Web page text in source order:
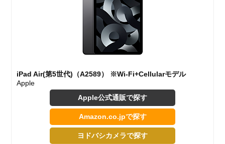
iPad Air(第5世代)（A2589） ※Wi-Fi+Cellularモデル
Apple
Apple公式通販で探す
Amazon.co.jpで探す
ヨドバシカメラで探す